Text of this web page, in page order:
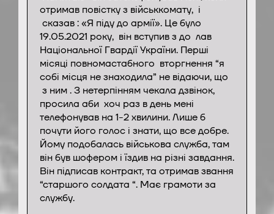
отримав повістку з військкомату, і
сказав : «Я піду до армії». Це було
19.05.2021 року, він вступив з до лав
Національної Гвардії України. Перші
місяці повномастабного вторгнення “я
собі місця не знаходила” не відаючи, що
з ним . З нетерпінням чекала дзвінок,
просила аби хоч раз в день мені
телефонував на 1-2 хвилини. Лише б
почути його голос і знати, що все добре.
Йому подобалась військова служба, там
він був шофером і їздив на різні завдання.
Він підписав контракт, та отримав звання
“старшого солдата “. Має грамоти за
службу.